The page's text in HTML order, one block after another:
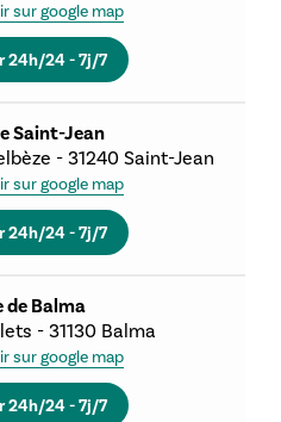
sur google map
24h/24 - 7j/7
Saint-Jean
- 31240 Saint-Jean
sur google map
24h/24 - 7j/7
de Balma
- 31130 Balma
sur google map
24h/24 - 7j/7